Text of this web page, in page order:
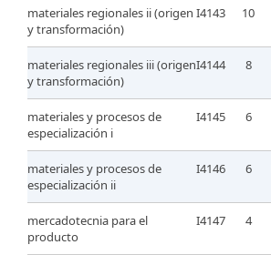
materiales regionales ii (origen
y transformación)
I4143 10
materiales regionales iii (origen
y transformación)
I4144 8
materiales y procesos de
especialización i
I4145 6
materiales y procesos de
especialización ii
I4146 6
mercadotecnia para el
producto
I4147 4